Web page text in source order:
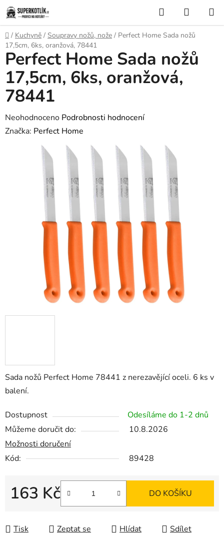
Přejít
na
obsah
Hledat
KOŠÍK
Domů
/ Kuchyně / Soupravy nožů, nože / Perfect Home Sada nožů
17,5cm, 6ks, oranžová, 78441
Sada nožů Perfect Home 78441 z nerezavějící oceli. 6 ks v
balení.
Dostupnost
Odesíláme do 1-2 dnů
Můžeme doručit do:
10.8.2026
Možnosti doručení
Kód:
89428
163 Kč DO KOŠÍKU
Tisk Zeptat se Hlídat Sdílet
Perfect Home Sada nožů
17,5cm, 6ks, oranžová,
78441
Průměrné
hodnocení
Neohodnoceno Podrobnosti hodnocení
Značka: Perfect Home